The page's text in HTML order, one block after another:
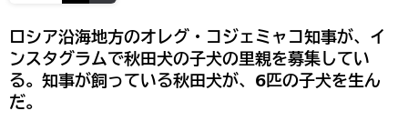
ロシア沿海地方のオレグ・コジェミャコ知事が、イ
ンスタグラムで秋田犬の子犬の里親を募集してい
る。知事が飼っている秋田犬が、6匹の子犬を生ん
だ。